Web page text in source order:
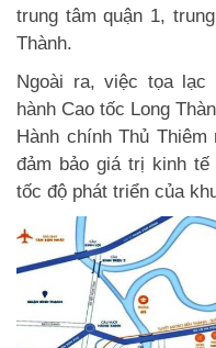
trung tâm quận 1,
Thành.
Ngoài ra, việc tọa lạc
hành Cao tốc Long
Hành chính Thủ
đảm bảo giá trị kinh
tốc độ phát triển của